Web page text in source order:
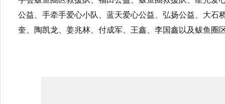
公益、手牵手爱心小队、蓝天爱心公益、弘扬公益、大
奎、陶凯龙、姜兆林、付成军、王鑫、李国鑫以及鲅鱼圈